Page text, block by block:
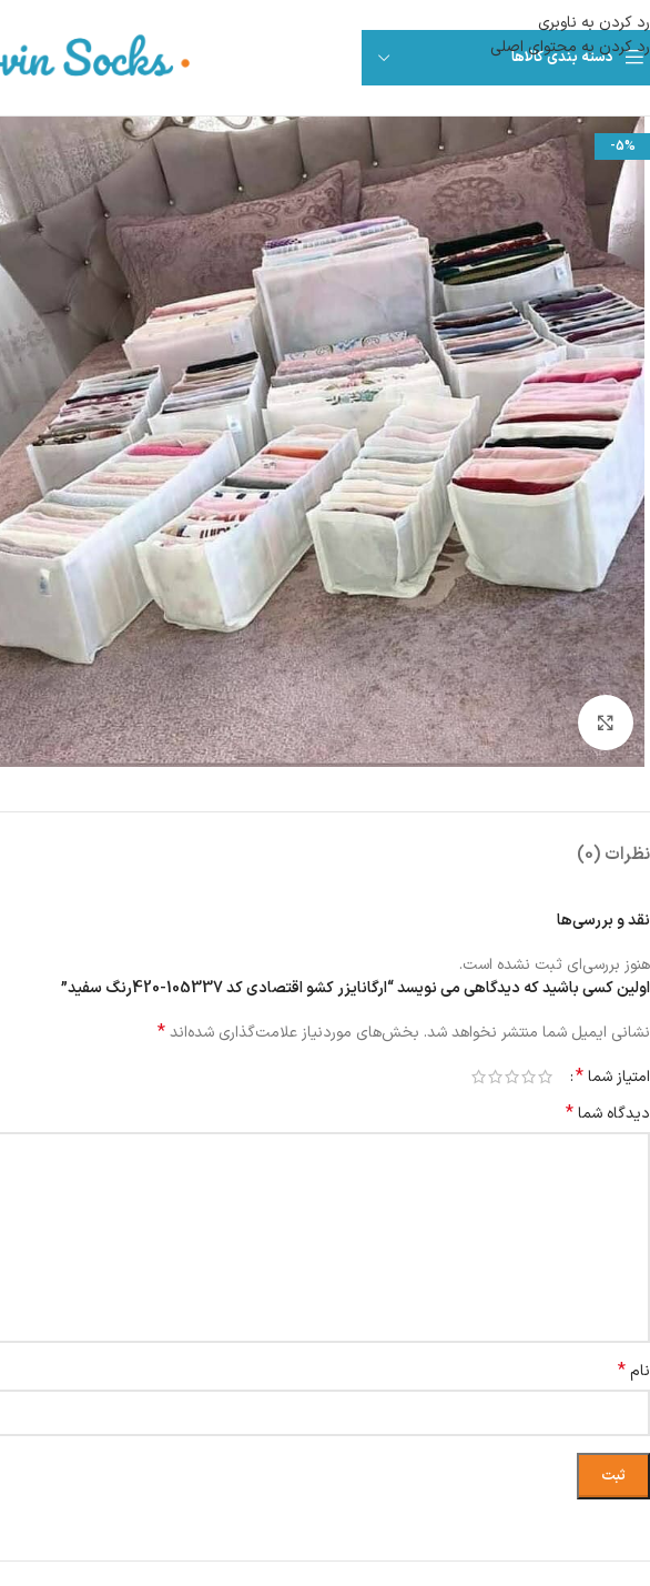
رد کردن به ناوبری
رد کردن به محتوای اصلی
دسته بندی کالاها
-5%
بزرگنمایی تصویر
نظرات (0)
نقد و بررسی‌ها
هنوز بررسی‌ای ثبت نشده است.
اولین کسی باشید که دیدگاهی می نویسد “ارگانایزر کشو اقتصادی کد 105337-420رنگ سفید”
نشانی ایمیل شما منتشر نخواهد شد. بخش‌های موردنیاز علامت‌گذاری شده‌اند*
امتیاز شما*
دیدگاه شما*
نام*